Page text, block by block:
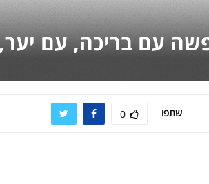
עם בריכה, עם
שתפו 0